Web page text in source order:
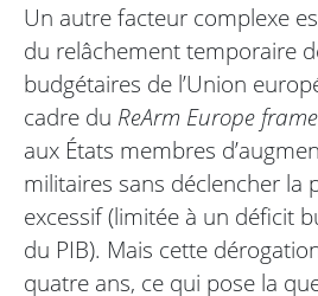
Un autre facteur complexe
du relâchement temporaire
budgétaires de l’Union
cadre du ReArm Europe
aux États membres
militaires sans déclencher la
excessif (limitée à un déficit
du PIB). Mais cette
quatre ans, ce qui pose la